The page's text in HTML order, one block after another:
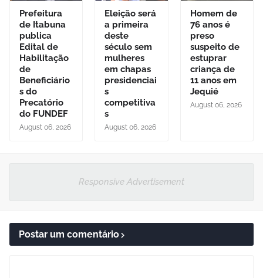
Prefeitura
de Itabuna
publica
Edital de
Habilitação
de
Beneficiário
s do
Precatório
do FUNDEF
August 06, 2026
Eleição será
a primeira
deste
século sem
mulheres
em chapas
presidenciai
s
competitiva
s
August 06, 2026
Homem de
76 anos é
preso
suspeito de
estuprar
criança de
11 anos em
Jequié
August 06, 2026
Responsive Advertisement
Postar um comentário